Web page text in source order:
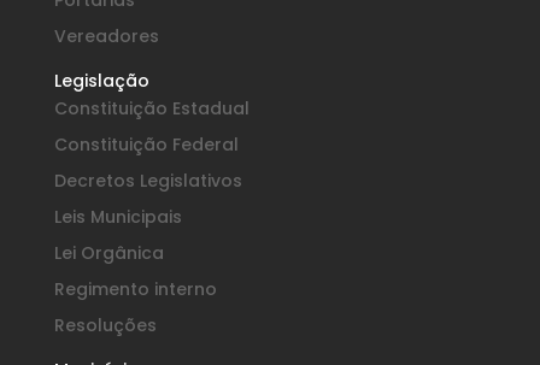
Vereadores
Legislação
Constituição Estadual
Constituição Federal
Decretos Legislativos
Leis Municipais
Lei Orgânica
Regimento interno
Resoluções